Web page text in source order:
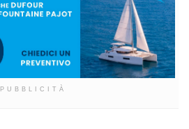
PUBBLICITÀ